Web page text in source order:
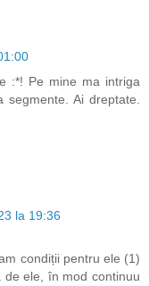
:*! Pe mine ma intriga
Ai dreptate.
la 19:36
condiții pentru ele (1)
ele, în mod continuu